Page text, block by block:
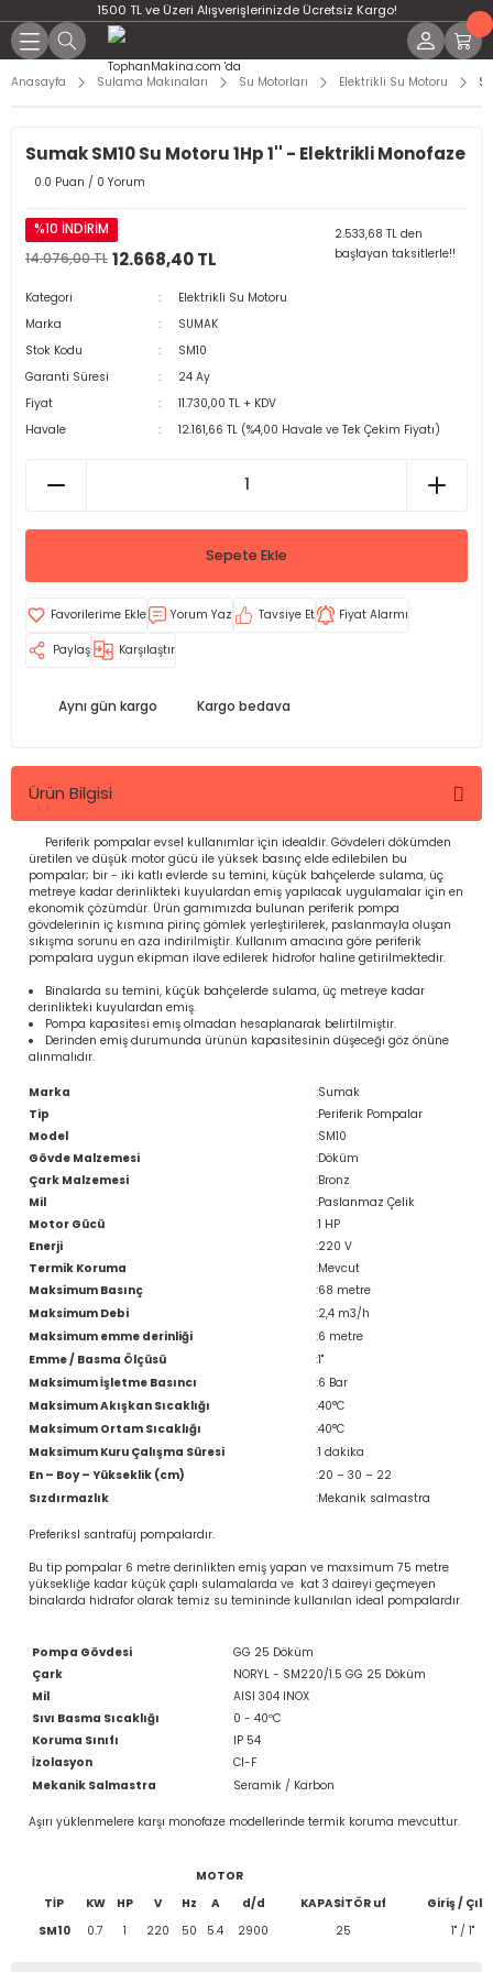
1500 TL ve Üzeri Alışverişlerinizde Ücretsiz Kargo!
Anasayfa Sulama Makinaları Su Motorları Elektrikli Su Motoru
Sumak SM10 Su Motoru 1Hp 1'' - Elektrikli Monofaze
0.0 Puan / 0 Yorum
%10 İNDİRİM
14.076,00 TL 12.668,40 TL
2.533,68 TL den
başlayan taksitlerle!!
Kategori
Elektrikli Su Motoru
Marka
SUMAK
Stok Kodu
SM10
Garanti Süresi
24 Ay
Fiyat
11.730,00 TL + KDV
Havale
12.161,66 TL (%4,00 Havale ve Tek Çekim Fiyatı)
Sepete Ekle
Yorum Yaz Tavsiye Et Fiyat Alarmı
Paylaş Karşılaştır
Aynı gün kargo Kargo bedava
Ürün Bilgisi
Periferik pompalar evsel kullanımlar için idealdir. Gövdeleri dökümden
üretilen ve düşük motor gücü ile yüksek basınç elde edilebilen bu
pompalar; bir - iki katlı evlerde su temini, küçük bahçelerde sulama, üç
metreye kadar derinlikteki kuyulardan emiş yapılacak uygulamalar için en
ekonomik çözümdür. Ürün gamımızda bulunan periferik pompa
gövdelerinin iç kısmına pirinç gömlek yerleştirilerek, paslanmayla oluşan
sıkışma sorunu en aza indirilmiştir. Kullanım amacına göre periferik
pompalara uygun ekipman ilave edilerek hidrofor haline getirilmektedir.
Binalarda su temini, küçük bahçelerde sulama, üç metreye kadar
derinlikteki kuyulardan emiş.
Pompa kapasitesi emiş olmadan hesaplanarak belirtilmiştir.
Derinden emiş durumunda ürünün kapasitesinin düşeceği göz önüne
alınmalıdır.
Marka :Sumak
Tip
:Periferik Pompalar
Model
:SM10
Gövde Malzemesi
:Döküm
Çark Malzemesi
:Bronz
Mil
:Paslanmaz Çelik
Motor Gücü
:1 HP
Enerji
:220 V
Termik Koruma
:Mevcut
Maksimum Basınç
:68 metre
Maksimum Debi
:2,4 m3/h
Maksimum emme derinliği
:6 metre
Emme / Basma Ölçüsü
:1''
Maksimum İşletme Basıncı
:6 Bar
Maksimum Akışkan Sıcaklığı
:40°C
Maksimum Ortam Sıcaklığı
:40°C
Maksimum Kuru Çalışma Süresi
:1 dakika
En – Boy – Yükseklik (cm)
:20 – 30 – 22
Sızdırmazlık
:Mekanik salmastra
Preferiksl santrafüj pompalardır.
Bu tip pompalar 6 metre derinlikten emiş yapan ve maxsimum 75 metre
yüksekliğe kadar küçük çaplı sulamalarda ve kat 3 daireyi geçmeyen
binalarda hidrafor olarak temiz su temininde kullanılan ideal pompalardır.
Pompa Gövdesi
GG 25 Döküm
Çark
NORYL - SM220/1.5 GG 25 Döküm
Mil
AISI 304 INOX
Sıvı Basma Sıcaklığı
0 - 40ºC
Koruma Sınıfı
IP 54
İzolasyon
CI-F
Mekanik Salmastra
Seramik / Karbon
Aşırı yüklenmelere karşı monofaze modellerinde termik koruma mevcuttur.
MOTOR
TİP
KW HP V Hz A d/d KAPASİTÖR uf
Giriş /
SM10
0.7 1 220 50 5.4 2900 25 1" / 1"